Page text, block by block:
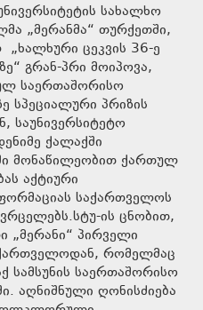
სახალხო
„მერანმა“ თურქეთში,
ცეკვის 36-ე
გრან-პრი მოიპოვა,
საერთაშორისო
პრიზის
საუნივერსიტეტო
ქალაქში
მონაწილეობით ქართულ
აქტიური
საქართველოს
ის ცნობით,
„მერანი“ პირველი
რომელმაც
სამსუნის საერთაშორისო
ღონისძიება